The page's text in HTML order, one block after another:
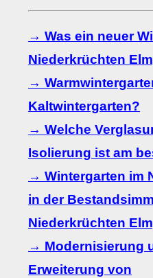
→ Was ein neuer
Niederkrüchten
→
Kaltwintergarten?
→ Welche
Isolierung ist am
→ Wintergarten im
in der
Niederkrüchten
→ Modernisierung
Erweiterung von